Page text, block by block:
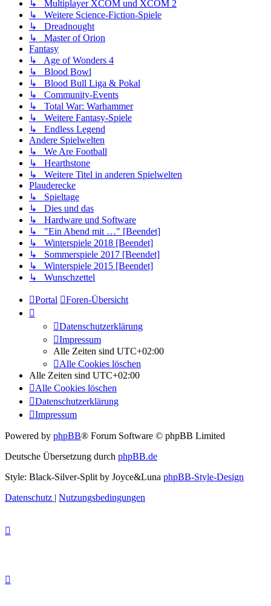
↳ Multiplayer XCOM und XCOM 2
↳ Weitere Science-Fiction-Spiele
↳ Dreadnought
↳ Master of Orion
Fantasy
↳ Age of Wonders 4
↳ Blood Bowl
↳ Blood Bull Liga & Pokal
↳ Community-Events
↳ Total War: Warhammer
↳ Weitere Fantasy-Spiele
↳ Endless Legend
Andere Spielwelten
↳ We Are Football
↳ Hearthstone
↳ Weitere Titel in anderen Spielwelten
Plauderecke
↳ Spieltage
↳ Dies und das
↳ Hardware und Software
↳ "Ein Abend mit …" [Beendet]
↳ Winterspiele 2018 [Beendet]
↳ Sommerspiele 2017 [Beendet]
↳ Winterspiele 2015 [Beendet]
↳ Wunschzettel
Portal Foren-Übersicht
Datenschutzerklärung
Impressum
Alle Zeiten sind UTC+02:00
Alle Cookies löschen
Alle Zeiten sind UTC+02:00
Alle Cookies löschen
Datenschutzerklärung
Impressum
Powered by phpBB® Forum Software © phpBB Limited
Deutsche Übersetzung durch phpBB.de
Style: Black-Silver-Split by Joyce&Luna phpBB-Style-Design
Datenschutz | Nutzungsbedingungen